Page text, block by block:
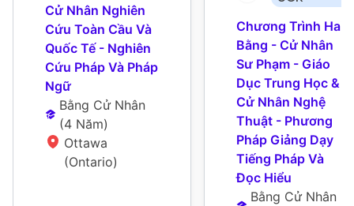
Cử Nhân Nghiên
Cứu Toàn Cầu Và
Quốc Tế - Nghiên
Cứu Pháp Và Pháp
Ngữ
Bằng Cử Nhân
(4 Năm)
Ottawa
(Ontario)
Chương Trình Hai
Bằng - Cử Nhân
Sư Phạm - Giáo
Dục Trung Học &
Cử Nhân Nghệ
Thuật - Phương
Pháp Giảng Dạy
Tiếng Pháp Và
Đọc Hiểu
Bằng Cử Nhân